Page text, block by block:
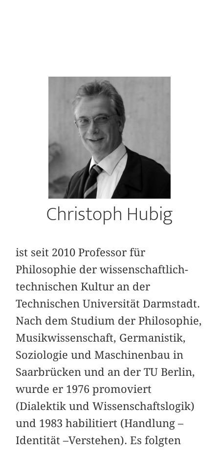
Christoph Hubig
ist seit 2010 Professor für
Philosophie der wissenschaftlich-
technischen Kultur an der
Technischen Universität Darmstadt.
Nach dem Studium der Philosophie,
Musikwissenschaft, Germanistik,
Soziologie und Maschinenbau in
Saarbrücken und an der TU Berlin,
wurde er 1976 promoviert
(Dialektik und Wissenschaftslogik)
und 1983 habilitiert (Handlung –
Identität –Verstehen). Es folgten